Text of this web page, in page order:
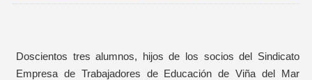
Doscientos tres alumnos, hijos de los socios del Sindicato
Empresa de Trabajadores de Educación de Viña del Mar